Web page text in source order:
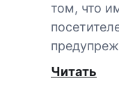
том, что
Читать